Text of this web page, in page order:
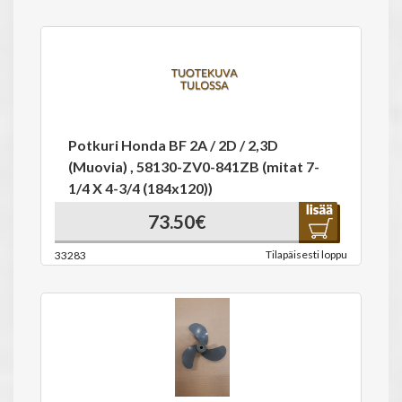
Potkuri Honda BF 2A / 2D / 2,3D
(Muovia) , 58130-ZV0-841ZB (mitat 7-
1/4 X 4-3/4 (184x120))
73.50€
33283 Tilapäisesti loppu